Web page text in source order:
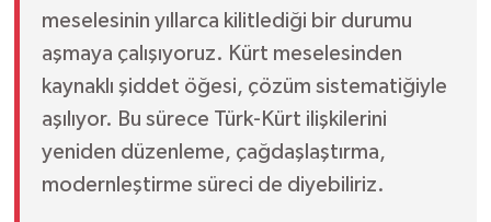
meselesinin yıllarca kilitlediği bir durumu
aşmaya çalışıyoruz. Kürt meselesinden
kaynaklı şiddet öğesi, çözüm sistematiğiyle
aşılıyor. Bu sürece Türk-Kürt ilişkilerini
yeniden düzenleme, çağdaşlaştırma,
modernleştirme süreci de diyebiliriz.